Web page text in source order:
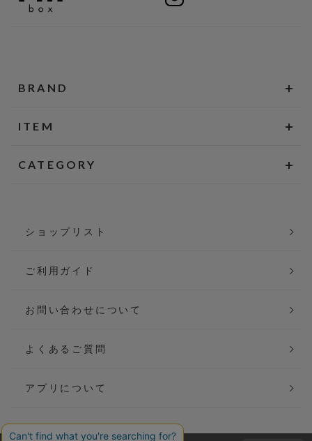
BRAND
ITEM
CATEGORY
ショップリスト
ご利用ガイド
お問い合わせについて
よくあるご質問
アプリについて